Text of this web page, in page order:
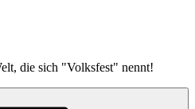
die sich "Volksfest" nennt!